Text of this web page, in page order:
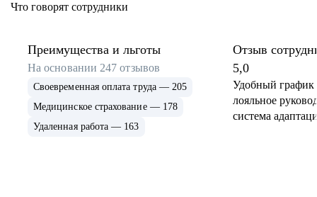
Что говорят сотрудники
Преимущества и льготы
На основании 247 отзывов
Своевременная оплата труда — 205
Медицинское страхование — 178
Удаленная работа — 163
Отзыв
5,0
Удобный график
лояльное
система